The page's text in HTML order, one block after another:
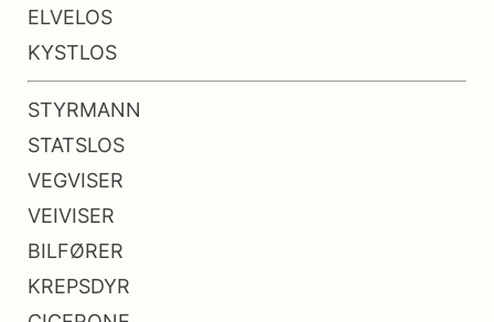
ELVELOS
KYSTLOS
STYRMANN
STATSLOS
VEGVISER
VEIVISER
BILFØRER
KREPSDYR